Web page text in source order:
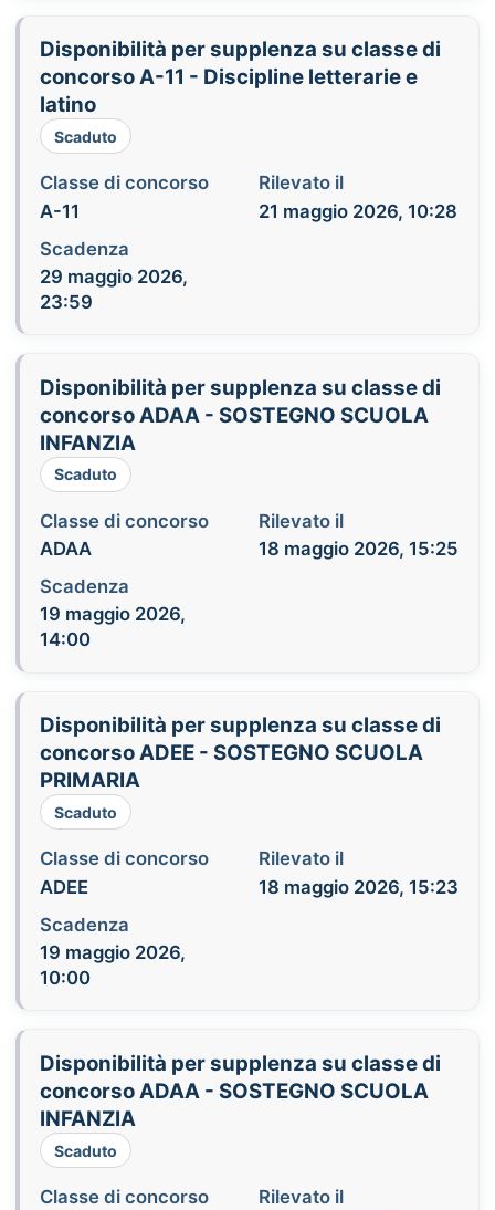
Disponibilità per supplenza su classe di
concorso A-11 - Discipline letterarie e
latino
Scaduto
Classe di concorso
A-11
Rilevato il
21 maggio 2026, 10:28
Scadenza
29 maggio 2026,
23:59
Disponibilità per supplenza su classe di
concorso ADAA - SOSTEGNO SCUOLA
INFANZIA
Scaduto
Classe di concorso
ADAA
Rilevato il
18 maggio 2026, 15:25
Scadenza
19 maggio 2026,
14:00
Disponibilità per supplenza su classe di
concorso ADEE - SOSTEGNO SCUOLA
PRIMARIA
Scaduto
Classe di concorso
ADEE
Rilevato il
18 maggio 2026, 15:23
Scadenza
19 maggio 2026,
10:00
Disponibilità per supplenza su classe di
concorso ADAA - SOSTEGNO SCUOLA
INFANZIA
Scaduto
Classe di concorso
Rilevato il